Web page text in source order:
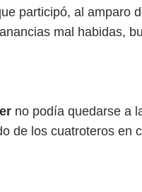
participó, al amparo
mal habidas,
no podía quedarse a
de los cuatroteros en